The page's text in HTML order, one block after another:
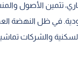
تثمين الأصول
في ظل النهضة
والشركات